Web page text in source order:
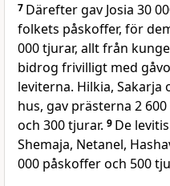
7 Därefter gav Josia 30
folkets påskoffer, för
000 tjurar, allt från
bidrog frivilligt med
leviterna. Hilkia, Sakarja
hus, gav prästerna 2
och 300 tjurar. 9 De
Shemaja, Netanel,
000 påskoffer och 500